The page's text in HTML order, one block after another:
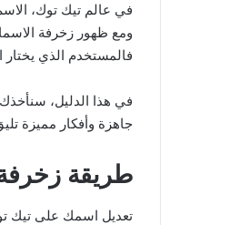
في عالم تيك توك،
ومع ظهور زخرفة
فالمستخدم الذي يختار
في هذا الدليل،
جاهزة وأفكار مميزة
طريقة
تعديل اسمك على تيك